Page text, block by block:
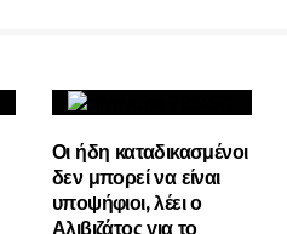
Οι ήδη καταδικασμένοι
δεν μπορεί να είναι
υποψήφιοι, λέει ο
Αλιβιζάτος για το